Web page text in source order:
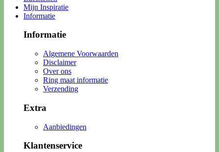
Mijn Inspiratie
Informatie
Informatie
Algemene Voorwaarden
Disclaimer
Over ons
Ring maat informatie
Verzending
Extra
Aanbiedingen
Klantenservice